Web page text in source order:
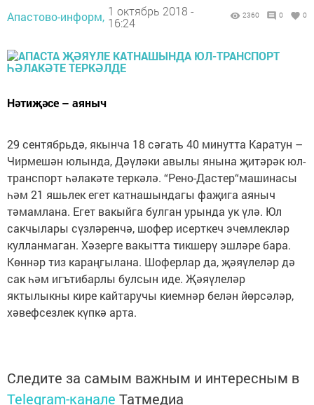
Апастово-информ, 1 октябрь 2018 -
16:24
2360 0 0
Нәтиҗәсе – аяныч
29 сентябрьдә, якынча 18 сәгать 40 минутта Каратун –
Чирмешән юлында, Дәүләки авылы янына җитәрәк юл-
транспорт һәлакәте теркәлә. “Рено-Дастер“машинасы
һәм 21 яшьлек егет катнашындагы фаҗига аяныч
тәмамлана. Егет вакыйга булган урында ук үлә. Юл
сакчылары сүзләренчә, шофер исерткеч эчемлекләр
кулланмаган. Хәзерге вакытта тикшерү эшләре бара.
Көннәр тиз караңгылана. Шоферлар да, җәяүлеләр дә
сак һәм игътибарлы булсын иде. Җәяүлеләр
яктылыкны кире кайтаручы киемнәр белән йөрсәләр,
хәвефсезлек күпкә арта.
Следите за самым важным и интересным в
Telegram-канале Татмедиа